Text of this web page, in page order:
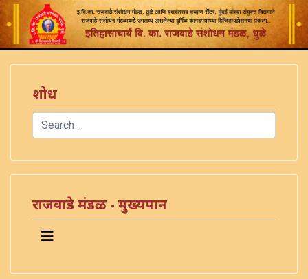
शोध
Search
राजवाडे मंडळ - मुख्यपान